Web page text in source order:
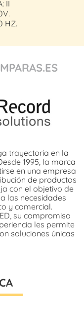
II
HZ.
trayectoria en la
1995, la marca
en una empresa
de productos
con el objetivo de
las necesidades
y comercial.
su compromiso
les permite
soluciones únicas